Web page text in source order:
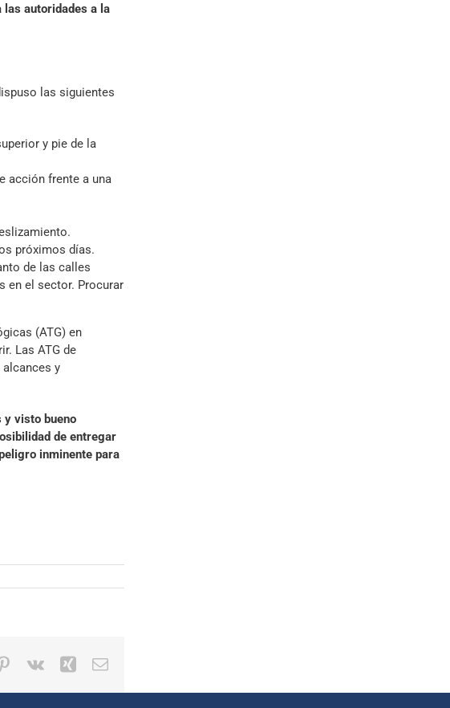
las autoridades a la
las siguientes
y pie de la
acción frente a una
próximos días.
de las calles
en el sector. Procurar
(ATG) en
Las ATG de
y
y visto bueno
de entregar
inminente para
Pinterest
Vk XingCorreo